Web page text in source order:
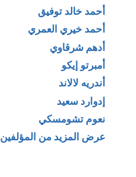
أحمد خالد توفيق
أحمد خيري العمري
أدهم شرقاوي
أمبرتو إيكو
أندريه لالاند
إدوارد سعيد
نعوم تشومسكي
عرض المزيد من المؤلفين